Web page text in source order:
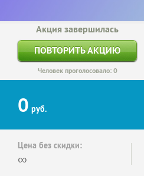
Акция завершилась
ПОВТОРИТЬ АКЦИЮ
Человек проголосовало: 0
0 руб.
Цена без скидки:
∞